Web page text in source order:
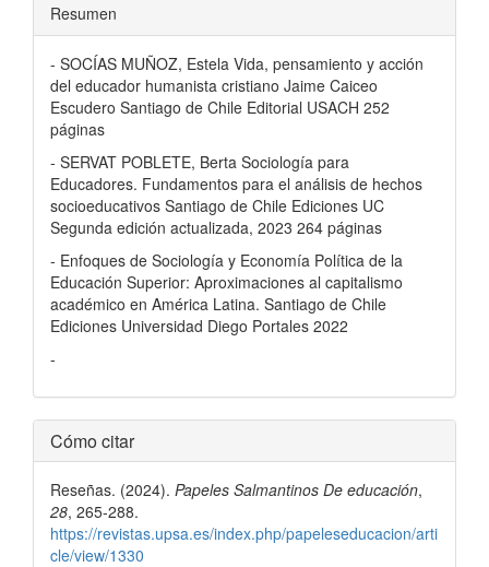
Resumen
- SOCÍAS MUÑOZ, Estela Vida, pensamiento y acción
del educador humanista cristiano Jaime Caiceo
Escudero Santiago de Chile Editorial USACH 252
páginas
- SERVAT POBLETE, Berta Sociología para
Educadores. Fundamentos para el análisis de hechos
socioeducativos Santiago de Chile Ediciones UC
Segunda edición actualizada, 2023 264 páginas
- Enfoques de Sociología y Economía Política de la
Educación Superior: Aproximaciones al capitalismo
académico en América Latina. Santiago de Chile
Ediciones Universidad Diego Portales 2022
-
Detalles
del
artículo
Cómo citar
Reseñas. (2024). Papeles Salmantinos De educación,
28, 265-288.
https://revistas.upsa.es/index.php/papeleseducacion/arti
cle/view/1330